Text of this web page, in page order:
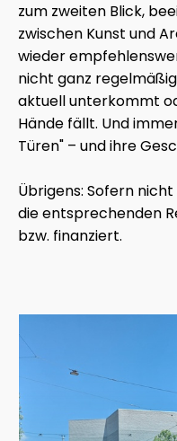
zum zweiten Blick,
zwischen Kunst und
wieder
nicht ganz
aktuell unterkommt
Hände fällt. Und
Türen" – und ihre
Übrigens: Sofern
die entsprechenden
bzw. finanziert.